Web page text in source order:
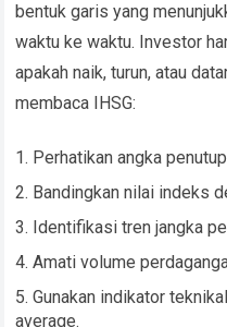
bentuk garis yang
waktu ke waktu. Investor
apakah naik, turun, atau
membaca IHSG:
Perhatikan angka
Bandingkan nilai indeks
Identifikasi tren jangka
Amati volume
Gunakan indikator
average.